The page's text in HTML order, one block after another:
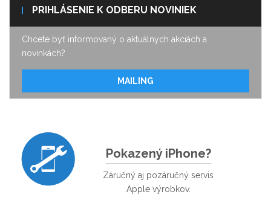
PRIHLÁSENIE K ODBERU NOVINIEK
Chcete byť informovaný o aktuálnych akciách a
novinkách?
MAILING
Pokazený iPhone?
Záručný aj pozáručný servis
Apple výrobkov.